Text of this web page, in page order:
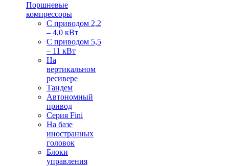
Поршневые
компрессоры
С приводом 2,2
– 4,0 кВт
С приводом 5,5
– 11 кВт
На
вертикальном
ресивере
Тандем
Автономный
привод
Серия Fini
На базе
иностранных
головок
Блоки
управления